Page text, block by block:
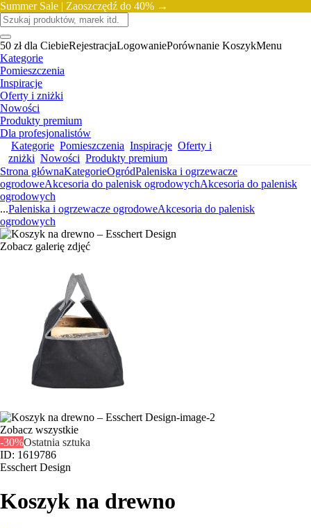
Summer Sale | Zaoszczędź do 40% →
50 zł dla CiebieRejestracjaLogowaniePorównanie KoszykMenu
Kategorie
Pomieszczenia
Inspiracje
Oferty i zniżki
Nowości
Produkty premium
Dla profesjonalistów
Kategorie Pomieszczenia Inspiracje Oferty i
zniżki Nowości Produkty premium
Strona głównaKategorieOgródPaleniska i ogrzewacze
ogrodoweAkcesoria do palenisk ogrodowychAkcesoria do palenisk
ogrodowych
...Paleniska i ogrzewacze ogrodoweAkcesoria do palenisk
ogrodowych
Zobacz galerię zdjęć
Zobacz wszystkie
-30%Ostatnia sztuka
ID: 1619786
Esschert Design
Koszyk na drewno